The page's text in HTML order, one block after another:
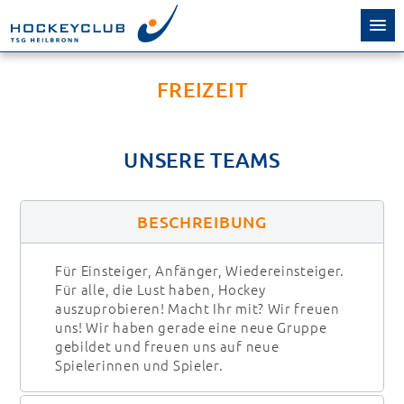
FREIZEIT
UNSERE TEAMS
BESCHREIBUNG
Für Einsteiger, Anfänger, Wiedereinsteiger.
Für alle, die Lust haben, Hockey
auszuprobieren! Macht Ihr mit? Wir freuen
uns! Wir haben gerade eine neue Gruppe
gebildet und freuen uns auf neue
Spielerinnen und Spieler.